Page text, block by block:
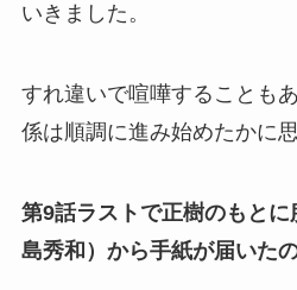
いきました。
すれ違いで喧嘩することも
係は順調に進み始めたかに
第9話ラストで正樹のもと
島秀和）から手紙が届いた